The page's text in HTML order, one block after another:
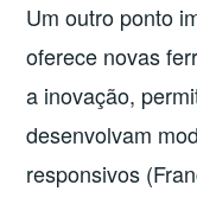
Um outro ponto
oferece novas
a inovação,
desenvolvam
responsivos